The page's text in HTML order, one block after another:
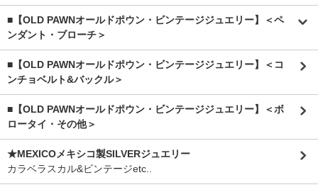
■【OLD PAWNオールドポウン・ビンテージジュエリー】＜ペ
ンダント・ブローチ＞
■【OLD PAWNオールドポウン・ビンテージジュエリー】＜コ
ンチョベルト&バックル＞
■【OLD PAWNオールドポウン・ビンテージジュエリー】＜ボ
ロータイ・その他＞
★MEXICOメキシコ製SILVERジュエリー
カラベラスカル&ビンテージetc..